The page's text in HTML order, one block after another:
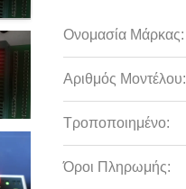
Ονομασία Μάρκας:
Αριθμός Μοντέλου:
Τροποποιημένο:
Όροι Πληρωμής: